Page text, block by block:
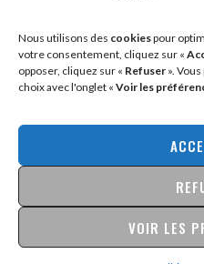
Nous utilisons des cookiespour
votre consentement, cliquez sur «
opposer, cliquez sur « Refuser ».
choix avec l'onglet « Voir les
VOIR LES
Sébastien dans Cyclocross de
Breniauxdans Cyclocross de
MENTIONS LÉGALES &